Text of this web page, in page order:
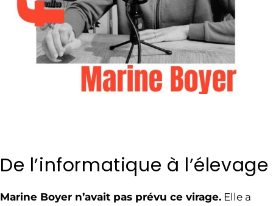
De l’informatique à l’élevage
Marine Boyer n’avait pas prévu ce virage. Elle a